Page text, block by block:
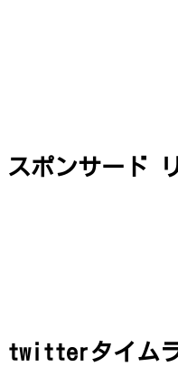
スポンサード
twitterタイム